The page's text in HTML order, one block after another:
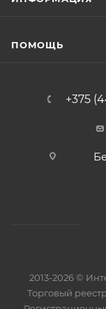
ПОМОЩЬ
+375
2013-2026 ©
Торговый